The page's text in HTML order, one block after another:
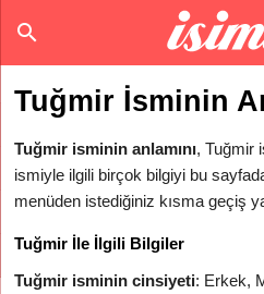
Tuğmir İsminin
Tuğmir isminin anlamını, Tuğmir
ismiyle ilgili birçok bilgiyi bu
menüden istediğiniz kısma geçiş
Tuğmir İle İlgili Bilgiler
Tuğmir isminin cinsiyeti: Erkek,